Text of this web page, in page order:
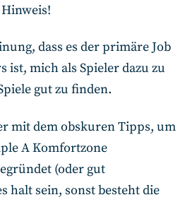
dass es der primäre Job
ist, mich als Spieler dazu zu
gut zu finden.
mit dem obskuren Tipps, um
A Komfortzone
(oder gut
halt sein, sonst besteht die